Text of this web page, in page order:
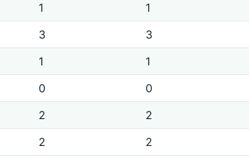
1 1
3 3
1 1
0 0
2 2
2 2